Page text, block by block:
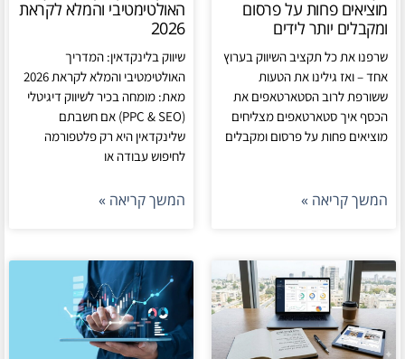
מוציאים פחות על פרסום
ומקבלים יותר לידים
שרפנו את כל תקציב השיווק בערוץ
אחד – ואז גילינו את הטעות
ששורפת לרוב הסטארטאפים את
הכסף איך סטארטאפים מצליחים
מוציאים פחות על פרסום ומקבלים
המשך קריאה »
האולטימטיבי והמלא לקראת
2026
שיווק בלינקדאין: המדריך
מאת: מומחה בכיר לשיווק דיגיטלי
(PPC & SEO) אם חשבתם
שלינקדאין היא רק פלטפורמה
לחיפוש עבודה או
המשך קריאה »